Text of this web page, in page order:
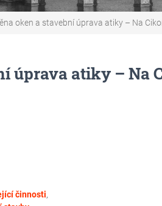
oken a stavební úprava atiky – Na
úprava atiky – Na
činnosti,